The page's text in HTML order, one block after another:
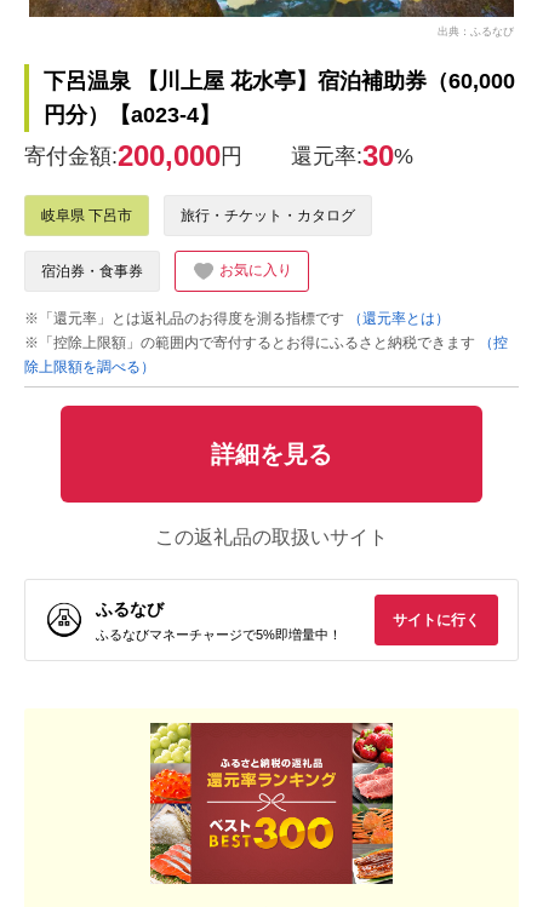
出典：ふるなび
下呂温泉 【川上屋 花水亭】宿泊補助券（60,000
円分）【a023-4】
寄付金額:200,000円 還元率:30%
岐阜県 下呂市 旅行・チケット・カタログ
宿泊券・食事券 お気に入り
※「還元率」とは返礼品のお得度を測る指標です
（還元率とは）
※「控除上限額」の範囲内で寄付するとお得にふるさと納税できます
（控
除上限額を調べる）
詳細を見る
この返礼品の取扱いサイト
ふるなび
ふるなびマネーチャージで5%即増量中！
サイトに行く